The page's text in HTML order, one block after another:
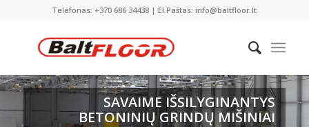
Telefonas: +370 686 34438 | El.Paštas: info@baltfloor.lt
SAVAIME IŠSILYGINANTYS
BETONINIŲ GRINDŲ MIŠINIAI